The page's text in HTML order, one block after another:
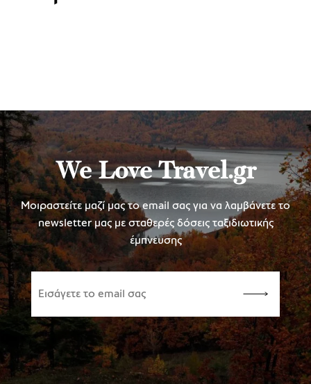
We Love Travel.gr
Μοιραστείτε μαζί μας το email σας για να λαμβάνετε το
newsletter μας με σταθερές δόσεις ταξιδιωτικής
έμπνευσης